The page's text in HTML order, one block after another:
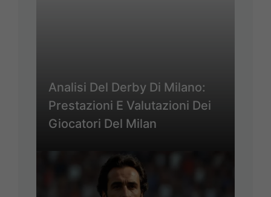
Analisi Del Derby Di Milano:
Prestazioni E Valutazioni Dei
Giocatori Del Milan